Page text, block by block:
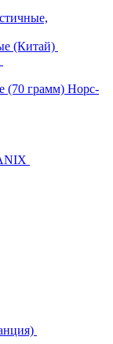
(Китай)
(70 грамм) Норс-